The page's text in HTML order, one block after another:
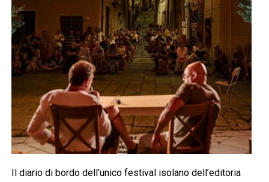
Il diario di bordo dell’unico festival isolano dell’editoria